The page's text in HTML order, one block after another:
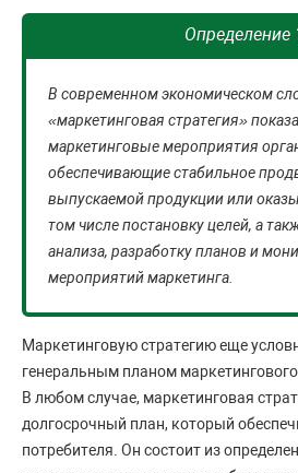
Определение
В современном экономическом
«маркетинговая стратегия»
маркетинговые мероприятия
обеспечивающие стабильное
выпускаемой продукции или
том числе постановку целей, а
анализа, разработку планов и
мероприятий маркетинга.
Маркетинговую стратегию еще
генеральным планом
В любом случае, маркетинговая
долгосрочный план, который
потребителя. Он состоит из